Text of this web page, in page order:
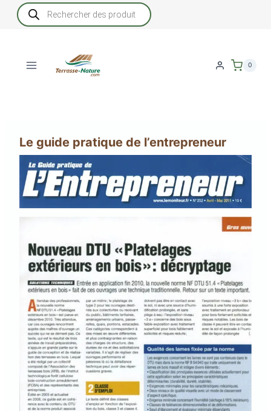
Recherche
de
produits
0
Le guide pratique de l’entrepreneur